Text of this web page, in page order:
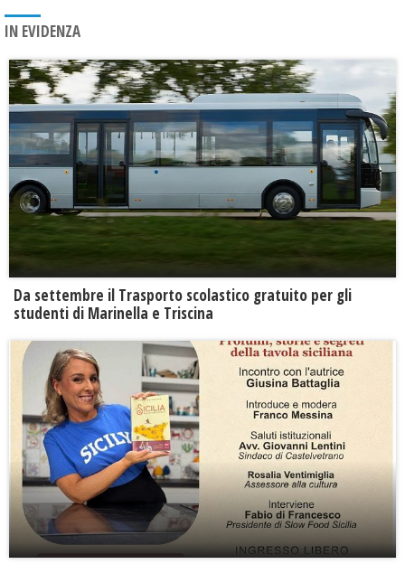
IN EVIDENZA
Da settembre il Trasporto scolastico gratuito per gli
studenti di Marinella e Triscina